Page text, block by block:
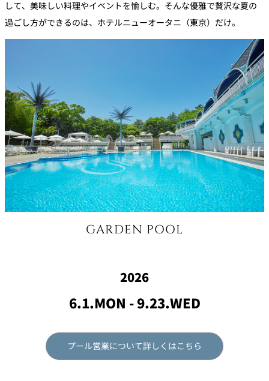
して、美味しい料理やイベントを愉しむ。そんな優雅で贅沢な夏の
過ごし方ができるのは、ホテルニューオータニ（東京）だけ。
GARDEN POOL
2026
6.1.MON - 9.23.WED
プール営業について詳しくはこちら